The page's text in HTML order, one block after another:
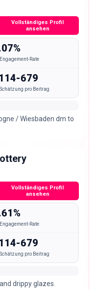
Vollständiges Profil
ansehen
Rate
679
pro Beitrag
/ Wiesbaden dm to
Vollständiges Profil
ansehen
Rate
679
pro Beitrag
drippy glazes.